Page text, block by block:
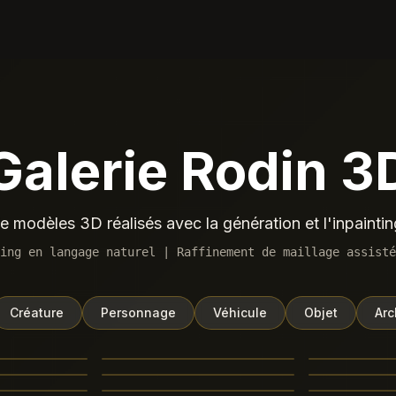
Rodin
modèles 3D réalisés avec la génération et
langage naturel | Raffinement de maillage assisté |
Créature Personnage Véhicule Objet
cherry
flakes on
Bronze tiger sculpture, ancient
Chinese spiral patterns, jade
Celadon
glaze finish,
sculpture,
Mechanical horse head, blue
Chibi ninja